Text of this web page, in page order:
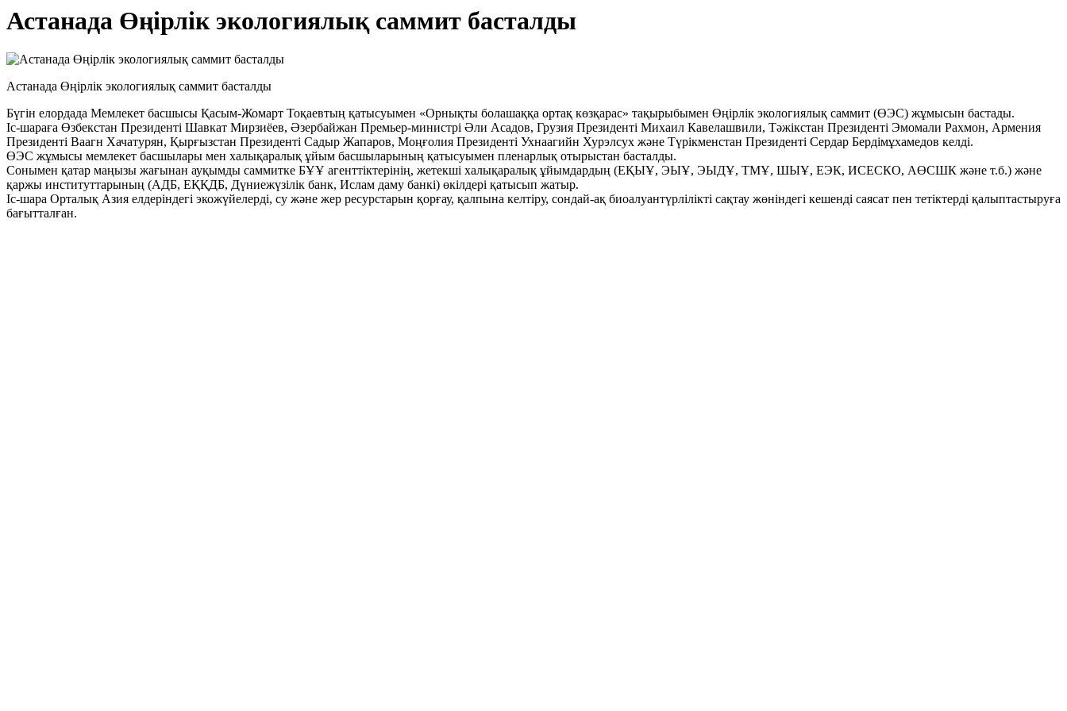
Астанада Өңірлік экологиялық саммит басталды
Астанада Өңірлік экологиялық саммит басталды
Бүгін елордада Мемлекет басшысы Қасым-Жомарт Тоқаевтың қатысуымен «Орнықты болашаққа ортақ көзқарас» тақырыбымен Өңірлік экологиялық саммит (ӨЭС) жұмысын бастады.
Іс-шараға Өзбекстан Президенті Шавкат Мирзиёев, Әзербайжан Премьер-министрі Әли Асадов, Грузия Президенті Михаил Кавелашвили, Тәжікстан Президенті Эмомали Рахмон, Армения
Президенті Ваагн Хачатурян, Қырғызстан Президенті Садыр Жапаров, Моңғолия Президенті Ухнаагийн Хурэлсух және Түрікменстан Президенті Сердар Бердімұхамедов келді.
ӨЭС жұмысы мемлекет басшылары мен халықаралық ұйым басшыларының қатысуымен пленарлық отырыстан басталды.
Сонымен қатар маңызы жағынан ауқымды саммитке БҰҰ агенттіктерінің, жетекші халықаралық ұйымдардың (ЕҚЫҰ, ЭЫҰ, ЭЫДҰ, ТМҰ, ШЫҰ, ЕЭК, ИСЕСКО, АӨСШК және т.б.) және
қаржы институттарының (АДБ, ЕҚҚДБ, Дүниежүзілік банк, Ислам даму банкі) өкілдері қатысып жатыр.
Іс-шара Орталық Азия елдеріндегі экожүйелерді, су және жер ресурстарын қорғау, қалпына келтіру, сондай-ақ биоалуантүрлілікті сақтау жөніндегі кешенді саясат пен тетіктерді қалыптастыруға
бағытталған.